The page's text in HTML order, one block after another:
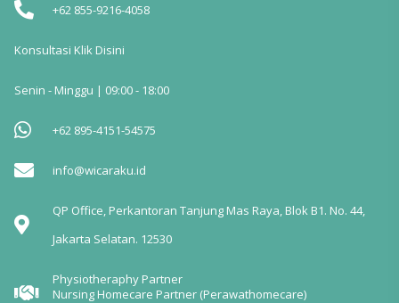
+62 855-9216-4058
Konsultasi Klik Disini
Senin - Minggu | 09:00 - 18:00
+62 895-4151-54575
info@wicaraku.id
QP Office, Perkantoran Tanjung Mas Raya, Blok B1. No. 44,
Jakarta Selatan. 12530
Physiotheraphy Partner
Nursing Homecare Partner (Perawathomecare)